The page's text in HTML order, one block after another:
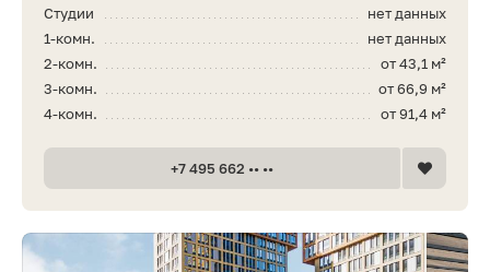
нет данных
Студии
нет данных
1-комн.
от 43,1 м²
2-комн.
от 66,9 м²
3-комн.
от 91,4 м²
4-комн.
+7 495 662 •• ••